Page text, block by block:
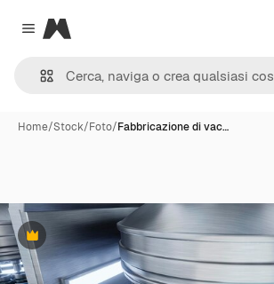
Close menu
Magnific
Home/Stock/Foto/Fabbricazione di vac…
Premium